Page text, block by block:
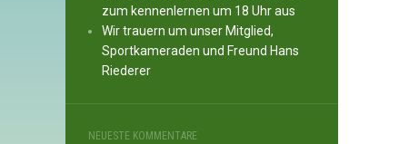
zum kennenlernen um 18 Uhr aus
Wir trauern um unser Mitglied,
Sportkameraden und Freund Hans
Riederer
NEUESTE KOMMENTARE